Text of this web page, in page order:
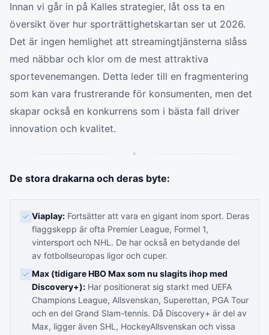
Innan vi går in på Kalles strategier, låt oss ta en
översikt över hur sporträttighetskartan ser ut 2026.
Det är ingen hemlighet att streamingtjänsterna slåss
med näbbar och klor om de mest attraktiva
sportevenemangen. Detta leder till en fragmentering
som kan vara frustrerande för konsumenten, men det
skapar också en konkurrens som i bästa fall driver
innovation och kvalitet.
De stora drakarna och deras byte:
Viaplay: Fortsätter att vara en gigant inom sport. Deras
flaggskepp är ofta Premier League, Formel 1,
vintersport och NHL. De har också en betydande del
av fotbollseuropas ligor och cuper.
Max (tidigare HBO Max som nu slagits ihop med
Discovery+): Har positionerat sig starkt med UEFA
Champions League, Allsvenskan, Superettan, PGA Tour
och en del Grand Slam-tennis. Då Discovery+ är del av
Max, ligger även SHL, HockeyAllsvenskan och vissa